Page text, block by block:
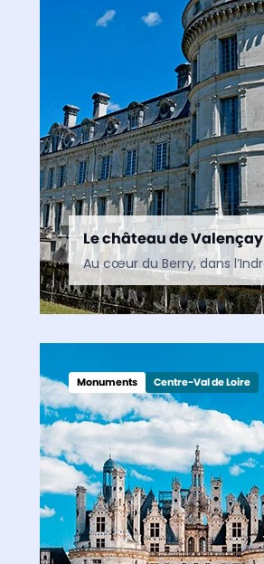
Le château de Valençay
Monuments Centre-Val de Loire